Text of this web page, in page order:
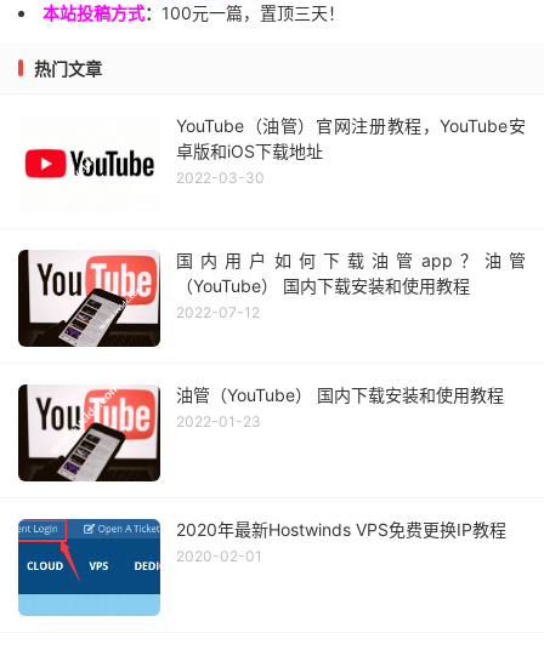
本站投稿方式： 100元一篇，置顶三天！
热门文章
YouTube（油管）官网注册教程，YouTube安
卓版和iOS下载地址
2022-03-30
国内用户如何下载油管app？油管
（YouTube） 国内下载安装和使用教程
2022-07-12
油管（YouTube） 国内下载安装和使用教程
2022-01-23
2020年最新Hostwinds VPS免费更换IP教程
2020-02-01